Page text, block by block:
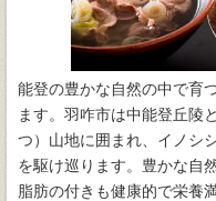
能登の豊かな自然の中で育
ます。羽咋市は中能登丘陵
つ）山地に囲まれ、イノシ
を駆け巡ります。豊かな自
脂肪の付きも健康的で栄養